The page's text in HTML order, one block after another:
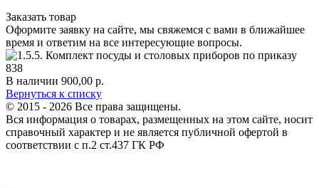
Заказать товар
Оформите заявку на сайте, мы свяжемся с вами в ближайшее
время и ответим на все интересующие вопросы.
В наличии 900,00 р.
Вернуться к списку
© 2015 - 2026 Все права защищены.
Вся информация о товарах, размещенных на этом сайте, носит
справочный характер и не является публичной офертой в
соответствии с п.2 ст.437 ГК РФ